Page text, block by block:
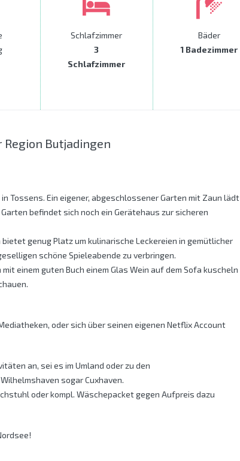
Schlafzimmer
3
Schlafzimmer
Bäder
1 Badezimmer
Region Butjadingen
Tossens. Ein eigener, abgeschlossener Garten mit Zaun lädt
befindet sich noch ein Gerätehaus zur sicheren
genug Platz um kulinarische Leckereien in gemütlicher
schöne Spieleabende zu verbringen.
einem guten Buch einem Glas Wein auf dem Sofa kuscheln
oder sich über seinen eigenen Netflix Account
an, sei es im Umland oder zu den
sogar Cuxhaven.
oder kompl. Wäschepacket gegen Aufpreis dazu